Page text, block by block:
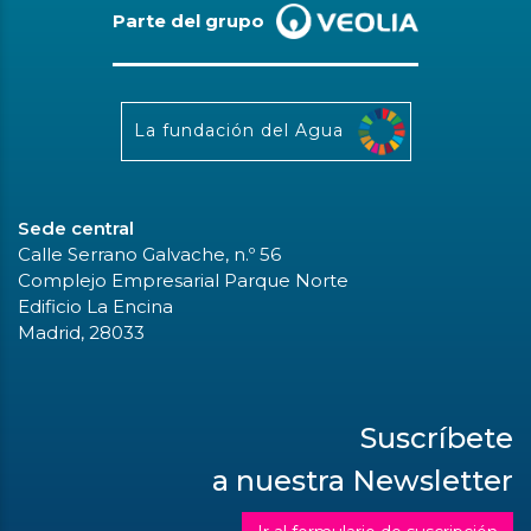
Parte del grupo
La fundación del Agua
Sede central
Calle Serrano Galvache, n.º 56
Complejo Empresarial Parque Norte
Edificio La Encina
Madrid, 28033
Suscríbete
a nuestra Newsletter